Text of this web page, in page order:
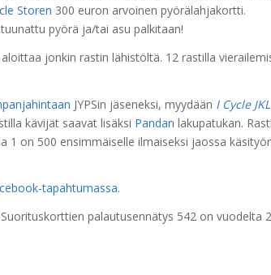
Storen 300 euron arvoinen pyörälahjakortti.
pyörä ja/tai asu palkitaan!
jonkin rastin lähistöltä. 12 rastilla
JYPSin jäseneksi, myydään I Cycle JKL
kävijät saavat lisäksi Pandan lakupatukan.
1 on 500 ensimmäiselle ilmaiseksi jaossa
tapahtumassa.
Suorituskorttien palautusennätys 542 on vuodelta